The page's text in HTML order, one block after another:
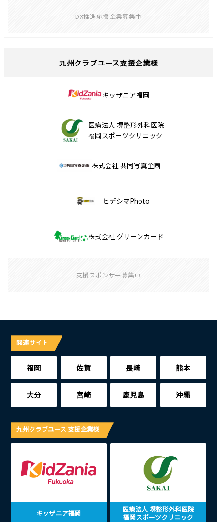
DX推進応援企業募集中
九州クラブユース支援企業様
キッザニア福岡
医療法人 堺整形外科医院
福岡スポーツクリニック
株式会社 共同写真企画
ヒデシマPhoto
株式会社 グリーンカード
支援スポンサー募集中
関連サイト
福岡 佐賀 長崎 熊本
大分 宮崎 鹿児島 沖縄
九州クラブユース 支援企業様
キッザニア福岡
医療法人 堺整形外科医院
福岡スポーツクリニック